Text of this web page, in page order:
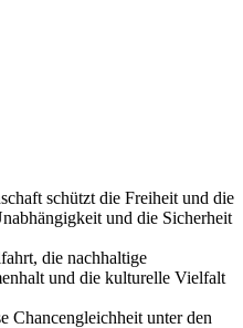
schützt die Freiheit und die
und die Sicherheit
die nachhaltige
und die kulturelle Vielfalt
Chancengleichheit unter den